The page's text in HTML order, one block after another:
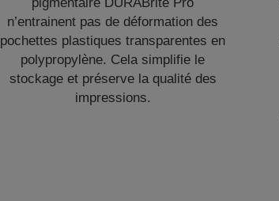
n’entrainent pas de déformation des
pochettes plastiques transparentes en
polypropylène. Cela simplifie le
stockage et préserve la qualité des
impressions.